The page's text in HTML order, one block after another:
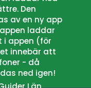
Den
av en ny app
laddar
i appen (för
innebär att
- då
ned igen!